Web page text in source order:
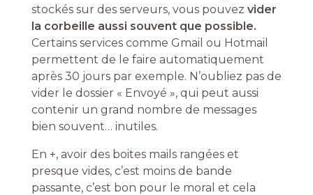
stockés sur des serveurs, vous pouvez vider
la corbeille aussi souvent que possible.
Certains services comme Gmail ou Hotmail
permettent de le faire automatiquement
après 30 jours par exemple. N’oubliez pas de
vider le dossier « Envoyé », qui peut aussi
contenir un grand nombre de messages
bien souvent… inutiles.
En +, avoir des boites mails rangées et
presque vides, c’est moins de bande
passante, c’est bon pour le moral et cela